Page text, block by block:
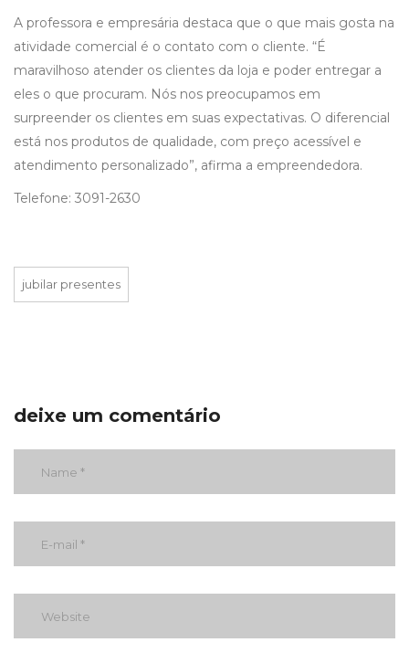
A professora e empresária destaca que o que mais gosta na
atividade comercial é o contato com o cliente. “É
maravilhoso atender os clientes da loja e poder entregar a
eles o que procuram. Nós nos preocupamos em
surpreender os clientes em suas expectativas. O diferencial
está nos produtos de qualidade, com preço acessível e
atendimento personalizado”, afirma a empreendedora.
Telefone: 3091-2630
jubilar presentes
deixe um comentário